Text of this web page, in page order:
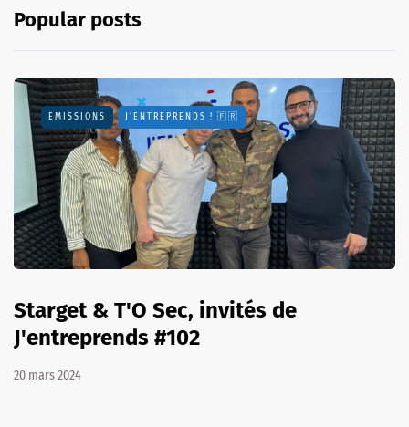
Popular posts
EMISSIONS J'ENTREPRENDS ! 🇫🇷
Starget & T'O Sec, invités de
J'entreprends #102
20 mars 2024